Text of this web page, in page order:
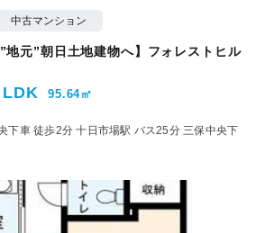
中古マンション
地元”朝日土地建物へ】フォレストヒル
95.64㎡
下車 徒歩2分十日市場駅 バス25分 三保中央下